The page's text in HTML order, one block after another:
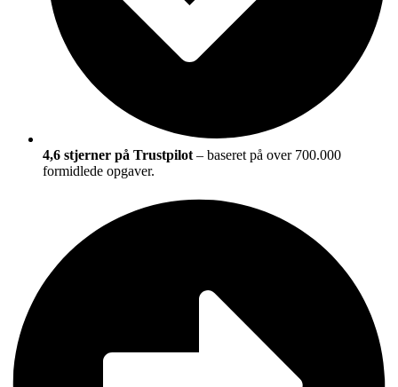
4,6 stjerner på Trustpilot– baseret på over 700.000
formidlede opgaver.